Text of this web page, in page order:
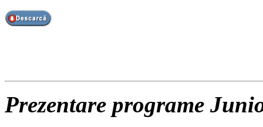
Prezentare programe